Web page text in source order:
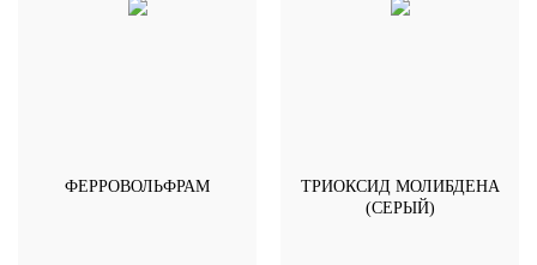
ФЕРРОВОЛЬФРАМ
ТРИОКСИД МОЛИБДЕНА
(СЕРЫЙ)